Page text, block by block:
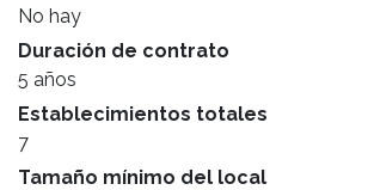
No hay
Duración de contrato
5 años
Establecimientos totales
7
Tamaño mínimo del local